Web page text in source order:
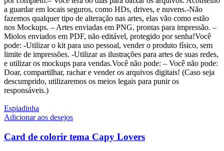
a guardar em locais seguros, como HDs, drives, e nuvens.-Não
fazemos qualquer tipo de alteração nas artes, elas vão como estão
nos Mockups. – Artes enviadas em PNG, prontas para impressão. –
Miolos enviados em PDF, não editável, protegido por senha!Você
pode: -Utilizar o kit para uso pessoal, vender o produto físico, sem
limite de impressões. -Utilizar as ilustrações para artes de suas redes,
e utilizar os mockups para vendas.Você não pode: – Você não pode:
Doar, compartilhar, rachar e vender os arquivos digitais! (Caso seja
descumprido, utilizaremos os meios legais para punir os
responsáveis.)
Espiadinha
Adicionar aos desejos
Card de colorir tema Capy Lovers